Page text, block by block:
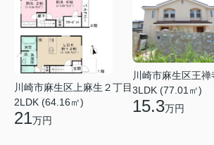
川崎市麻生区上麻生２丁目
2LDK (64.16㎡)
21万円
川崎市麻生区王禅
3LDK (77.01㎡)
15.3万円